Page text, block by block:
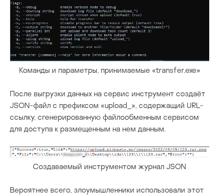
Команды и параметры, принимаемые «transfer.exe»
После выгрузки данных на сервис инструмент создаёт
JSON-файл с префиксом «upload_», содержащий URL-
ссылку, сгенерированную файлообменным сервисом
для доступа к размещенным на нем данным.
Создаваемый инструментом журнал JSON
Вероятнее всего, злоумышленники использовали этот